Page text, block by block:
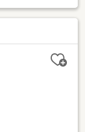
もご紹介可能
大丈夫です。
■平日のご見学
続きをお手伝